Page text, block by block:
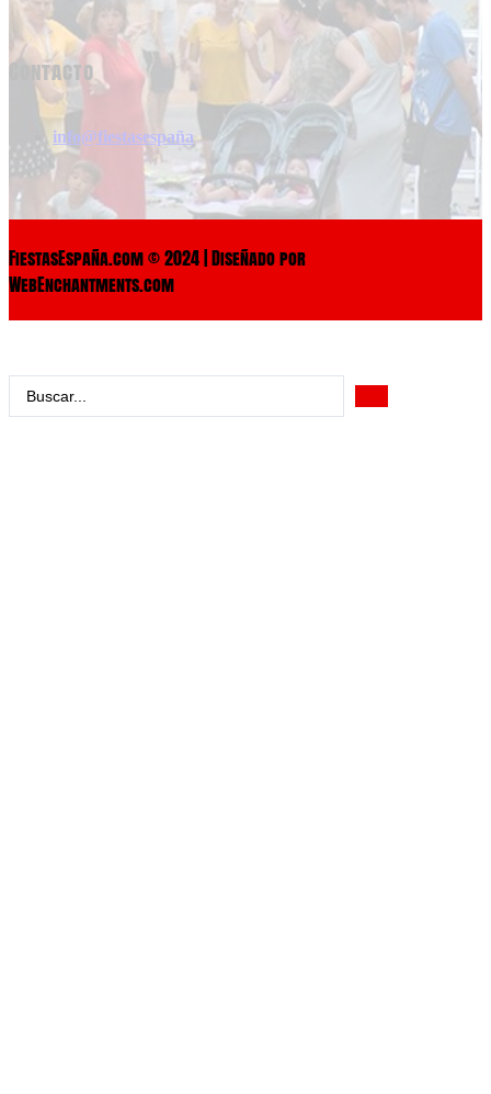
Contacto
info@fiestasespaña
FiestasEspaña.com © 2024 | Diseñado por
WebEnchantments.com